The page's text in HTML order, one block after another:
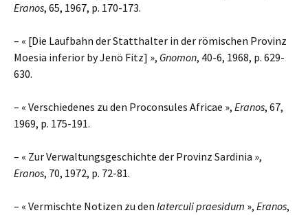
Eranos, 65, 1967, p. 170-173.
– « [Die Laufbahn der Statthalter in der römischen Provinz
Moesia inferior by Jenö Fitz] », Gnomon, 40-6, 1968, p. 629-
630.
– « Verschiedenes zu den Proconsules Africae », Eranos, 67,
1969, p. 175-191.
– « Zur Verwaltungsgeschichte der Provinz Sardinia »,
Eranos, 70, 1972, p. 72-81.
– « Vermischte Notizen zu den laterculi praesidum », Eranos,